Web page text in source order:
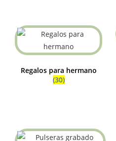
Regalos para hermano
(30)